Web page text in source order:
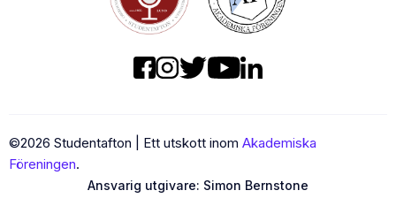
©2026 Studentafton | Ett utskott inom Akademiska
Föreningen.
Ansvarig utgivare: Simon Bernstone